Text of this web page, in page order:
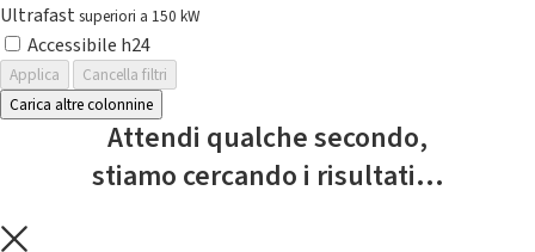
Ultrafast superiori a 150 kW
Accessibile h24
Applica
Cancella filtri
Carica altre colonnine
Attendi qualche secondo,
stiamo cercando i risultati...